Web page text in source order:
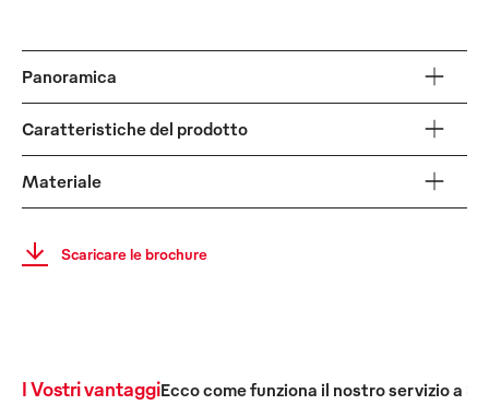
Panoramica
Caratteristiche del prodotto
Materiale
Scaricare le brochure
I Vostri vantaggiEcco come funziona il nostro servizio a